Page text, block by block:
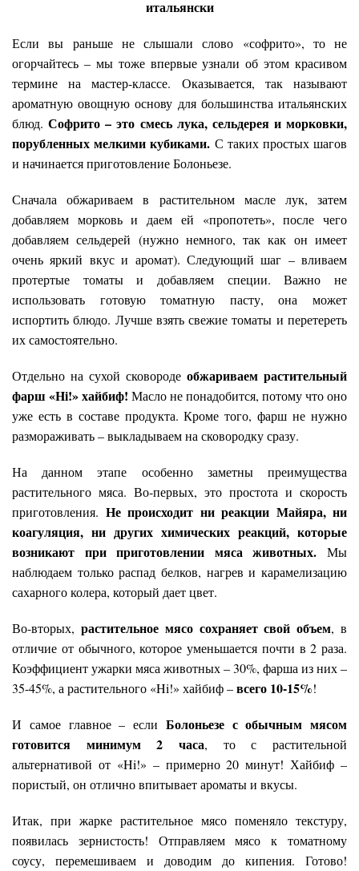
итальянски
Если вы раньше не слышали слово «софрито», то не
огорчайтесь – мы тоже впервые узнали об этом красивом
термине на мастер-классе. Оказывается, так называют
ароматную овощную основу для большинства итальянских
блюд.Софрито – это смесь лука, сельдерея и морковки,
порубленных мелкими кубиками. С таких простых шагов
и начинается приготовление Болоньезе.
Сначала обжариваем в растительном масле лук, затем
добавляем морковь и даем ей «пропотеть», после чего
добавляем сельдерей (нужно немного, так как он имеет
очень яркий вкус и аромат). Следующий шаг – вливаем
протертые томаты и добавляем специи. Важно не
использовать готовую томатную пасту, она может
испортить блюдо. Лучше взять свежие томаты и перетереть
их самостоятельно.
Отдельно на сухой сковороде обжариваем растительный
фарш «Hi!» хайбиф! Масло не понадобится, потому что оно
уже есть в составе продукта. Кроме того, фарш не нужно
размораживать – выкладываем на сковородку сразу.
На данном этапе особенно заметны преимущества
растительного мяса. Во-первых, это простота и скорость
приготовления. Не происходит ни реакции Майяра, ни
коагуляция, ни других химических реакций, которые
возникают при приготовлении мяса животных. Мы
наблюдаем только распад белков, нагрев и карамелизацию
сахарного колера, который дает цвет.
Во-вторых, растительное мясо сохраняет свой объем, в
отличие от обычного, которое уменьшается почти в 2 раза.
Коэффициент ужарки мяса животных – 30%, фарша из них –
35-45%, а растительного «Hi!» хайбиф –всего 10-15%!
И самое главное – если Болоньезе с обычным мясом
готовится минимум 2 часа, то с растительной
альтернативой от «Hi!» – примерно 20 минут! Хайбиф –
пористый, он отлично впитывает ароматы и вкусы.
Итак, при жарке растительное мясо поменяло текстуру,
появилась зернистость! Отправляем мясо к томатному
соусу, перемешиваем и доводим до кипения. Готово!